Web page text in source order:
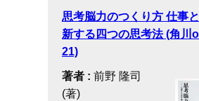
思考脳力のつくり方 仕事
新する四つの思考法 (角川
21)
著者 : 前野 隆司
(著)